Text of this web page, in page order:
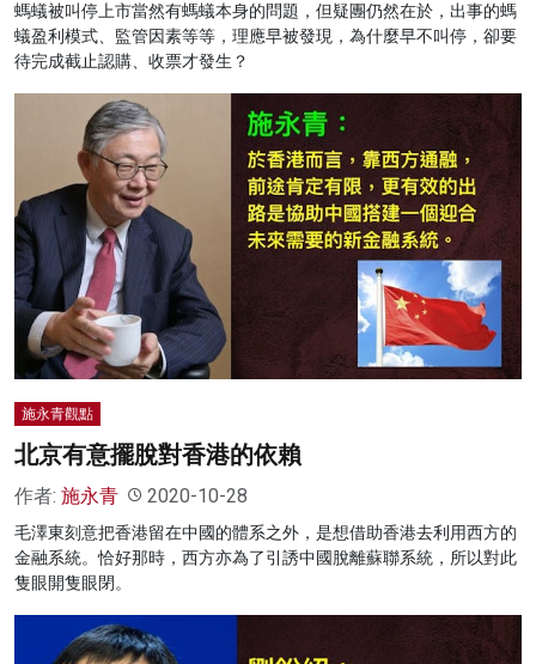
螞蟻被叫停上市當然有螞蟻本身的問題，但疑團仍然在於，出事的螞
蟻盈利模式、監管因素等等，理應早被發現，為什麼早不叫停，卻要
待完成截止認購、收票才發生？
施永青觀點
北京有意擺脫對香港的依賴
作者: 施永青 2020-10-28
毛澤東刻意把香港留在中國的體系之外，是想借助香港去利用西方的
金融系統。恰好那時，西方亦為了引誘中國脫離蘇聯系統，所以對此
隻眼開隻眼閉。